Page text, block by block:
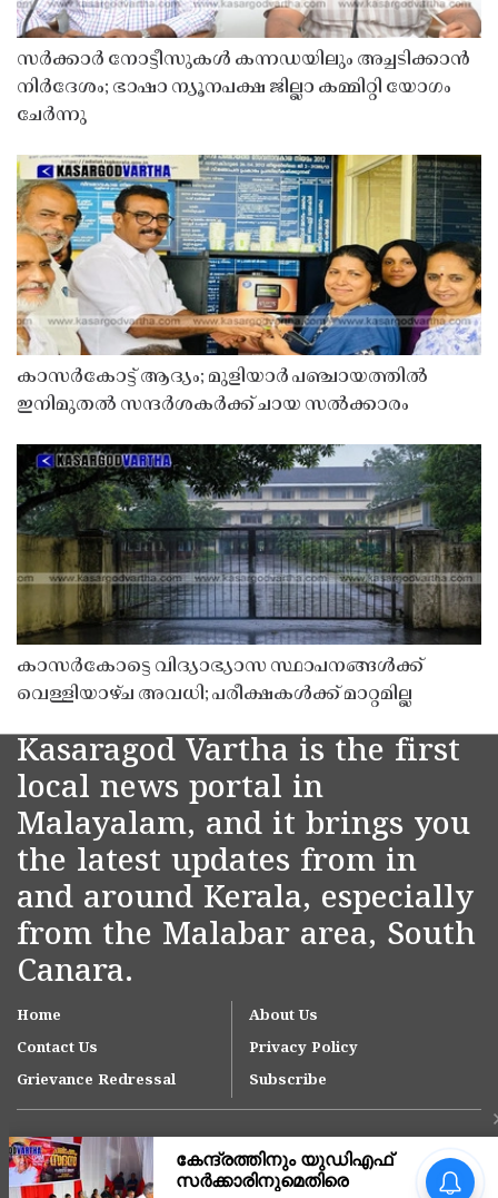
സർക്കാർ നോട്ടീസുകൾ കന്നഡയിലും അച്ചടിക്കാൻ
നിർദേശം; ഭാഷാ ന്യൂനപക്ഷ ജില്ലാ കമ്മിറ്റി യോഗം
ചേർന്നു
കാസർകോട്ട് ആദ്യം; മുളിയാർ പഞ്ചായത്തിൽ
ഇനിമുതൽ സന്ദർശകർക്ക് ചായ സൽക്കാരം
കാസർകോട്ടെ വിദ്യാഭ്യാസ സ്ഥാപനങ്ങൾക്ക്
വെള്ളിയാഴ്ച അവധി; പരീക്ഷകൾക്ക് മാറ്റമില്ല
Kasaragod Vartha is the first
local news portal in
Malayalam, and it brings you
the latest updates from in
and around Kerala, especially
from the Malabar area, South
Canara.
Home
About Us
Contact Us
Privacy Policy
Grievance Redressal
Subscribe
'ഇന്ത്യയിലെ ഏറ്റവും വലിയ
മൂന്ന് ആശുപത്രി